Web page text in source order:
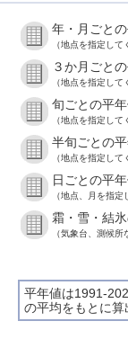
年・月ごと
（地点を指定して
３か月ごと
（地点を指定して
旬ごとの平
（地点を指定して
半旬ごとの
（地点を指定して
日ごとの平
（地点、月を指定
霜・雪・結
（気象台、測候所
平年値は1991-
の平均をもとに算